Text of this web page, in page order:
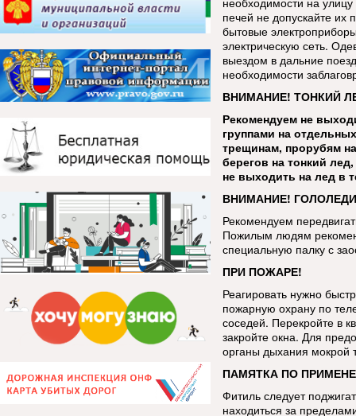
печей не допускайте их
бытовые
электрическую сеть.
выездом в дальние
необходимости
ВНИМАНИЕ! ТОНКИЙ
Рекомендуем не
группами на
трещинам, прорубям
берегов на тонкий
не выходить на лед в
ВНИМАНИЕ!
Рекомендуем
Пожилым людям
специальную палку с
ПРИ ПОЖАРЕ!
Реагировать нужно
пожарную охрану по
соседей. Перекройте в
закройте окна. Для
органы дыхания мокрой
ПАМЯТКА ПО
Фитиль следует
находиться за